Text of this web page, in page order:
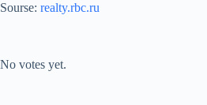
Sourse: realty.rbc.ru
No votes yet.